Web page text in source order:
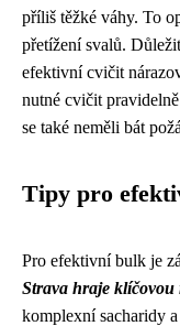
příliš těžké váhy. To
přetížení svalů.
efektivní cvičit
nutné cvičit
se také neměli bát
Tipy pro
Pro efektivní bulk je
Strava hraje klíčovou
komplexní sacharidy